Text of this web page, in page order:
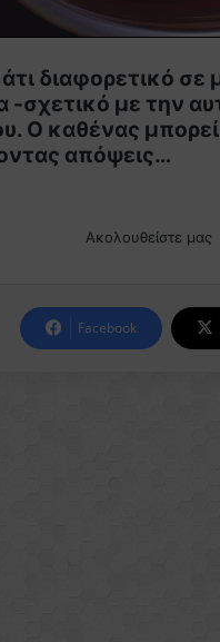
διαφορετικό σε
σχετικό με την
Ο καθένας
απόψεις…
Ακολουθείστε μας
Facebook